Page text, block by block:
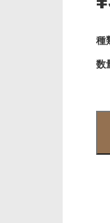
種
数